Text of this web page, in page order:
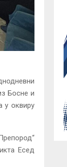
Босне и
у оквиру
Есед